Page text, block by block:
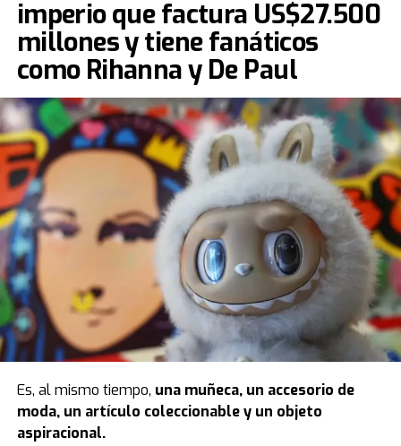
imperio que factura US$27.500
millones y tiene fanáticos
como Rihanna y De Paul
Es, al mismo tiempo, una muñeca, un accesorio de
moda, un artículo coleccionable y un objeto
aspiracional.